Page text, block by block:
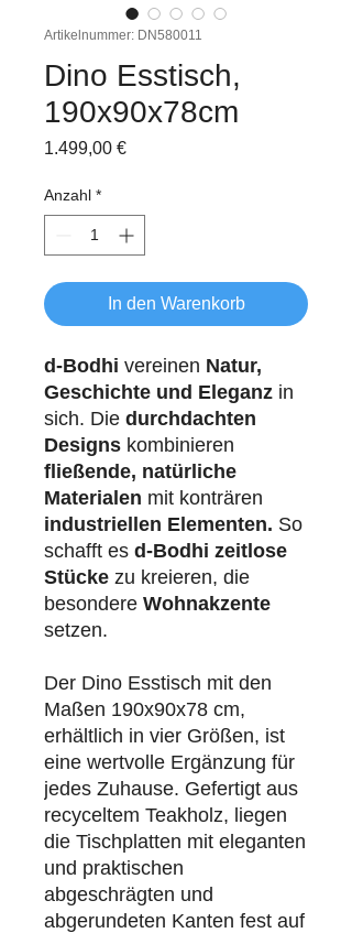
Artikelnummer: DN580011
Dino Esstisch,
190x90x78cm
1.499,00 €Preis
Anzahl *
In den Warenkorb
d-Bodhi vereinen Natur,
Geschichte und Eleganz in
sich. Die durchdachten
Designs kombinieren
fließende, natürliche
Materialen mit konträren
industriellen Elementen. So
schafft es d-Bodhi zeitlose
Stücke zu kreieren, die
besondere Wohnakzente
setzen.
Der Dino Esstisch mit den
Maßen 190x90x78 cm,
erhältlich in vier Größen, ist
eine wertvolle Ergänzung für
jedes Zuhause. Gefertigt aus
recyceltem Teakholz, liegen
die Tischplatten mit eleganten
und praktischen
abgeschrägten und
abgerundeten Kanten fest auf